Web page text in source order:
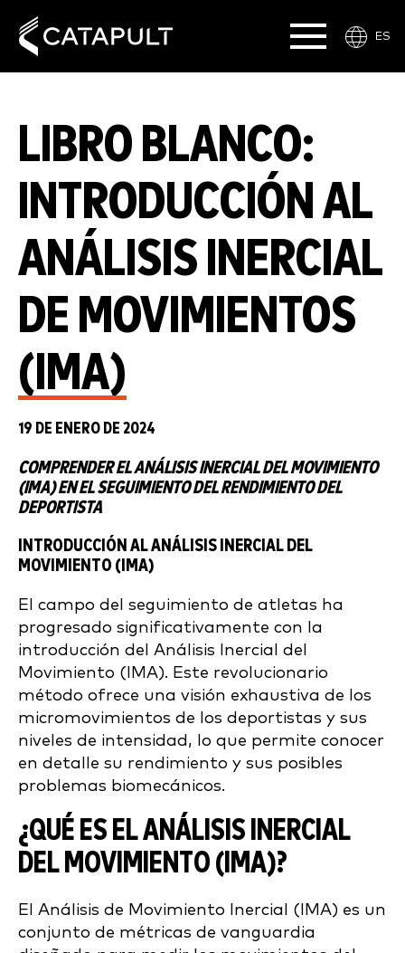
ES
LIBRO BLANCO:
INTRODUCCIÓN AL
ANÁLISIS INERCIAL
DE MOVIMIENTOS
(IMA)
19 DE ENERO DE 2024
COMPRENDER EL ANÁLISIS INERCIAL DEL MOVIMIENTO
(IMA) EN EL SEGUIMIENTO DEL RENDIMIENTO DEL
DEPORTISTA
INTRODUCCIÓN AL ANÁLISIS INERCIAL DEL
MOVIMIENTO (IMA)
El campo del seguimiento de atletas ha
progresado significativamente con la
introducción del Análisis Inercial del
Movimiento (IMA). Este revolucionario
método ofrece una visión exhaustiva de los
micromovimientos de los deportistas y sus
niveles de intensidad, lo que permite conocer
en detalle su rendimiento y sus posibles
problemas biomecánicos.
¿QUÉ ES EL ANÁLISIS INERCIAL
DEL MOVIMIENTO (IMA)?
El Análisis de Movimiento Inercial (IMA) es un
conjunto de métricas de vanguardia